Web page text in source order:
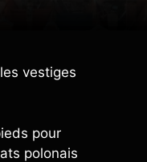
vestiges
pour
polonais